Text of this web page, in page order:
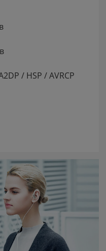
/ HSP / AVRCP